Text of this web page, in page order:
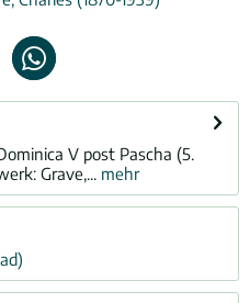
V post Pascha (5.
Grave,... mehr